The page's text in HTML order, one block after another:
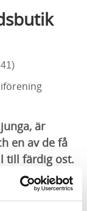
är
en av de få
till färdig ost.
med